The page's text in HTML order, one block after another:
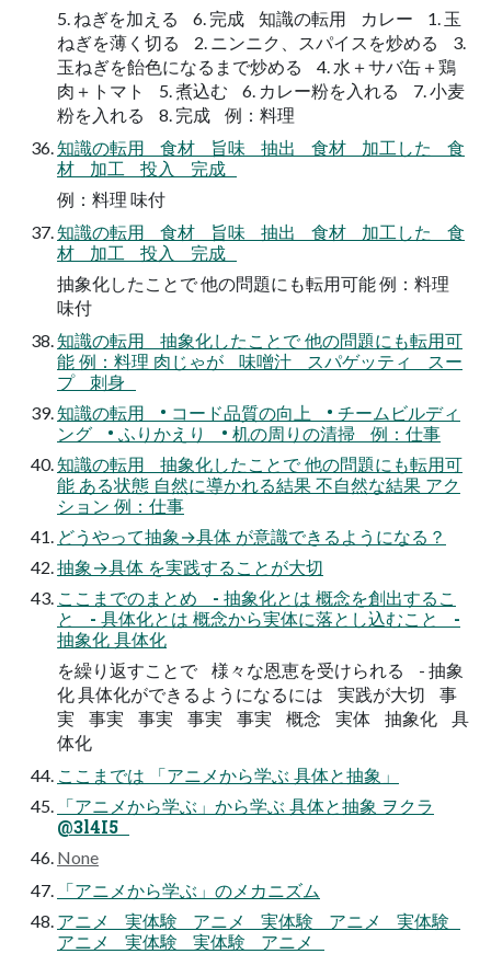
5. ねぎを加える 6. 完成 知識の転用 カレー 1. 玉
ねぎを薄く切る 2. ニンニク、スパイスを炒める 3.
玉ねぎを飴色になるまで炒める 4. 水＋サバ缶＋鶏
肉＋トマト 5. 煮込む 6. カレー粉を入れる 7. 小麦
粉を入れる 8. 完成 例：料理
知識の転用 食材 旨味 抽出 食材 加工した 食
材 加工 投入 完成
例：料理 味付
知識の転用 食材 旨味 抽出 食材 加工した 食
材 加工 投入 完成
抽象化したことで 他の問題にも転用可能 例：料理
味付
知識の転用 抽象化したことで 他の問題にも転用可
能 例：料理 肉じゃが 味噌汁 スパゲッティ スー
プ 刺身
知識の転用 • コード品質の向上 • チームビルディ
ング • ふりかえり • 机の周りの清掃 例：仕事
知識の転用 抽象化したことで 他の問題にも転用可
能 ある状態 自然に導かれる結果 不自然な結果 アク
ション 例：仕事
どうやって抽象→具体 が意識できるようになる？
抽象→具体 を実践することが大切
ここまでのまとめ - 抽象化とは 概念を創出するこ
と - 具体化とは 概念から実体に落とし込むこと -
抽象化 具体化
を繰り返すことで 様々な恩恵を受けられる - 抽象
化 具体化ができるようになるには 実践が大切 事
実 事実 事実 事実 事実 概念 実体 抽象化 具
体化
ここまでは 「アニメから学ぶ 具体と抽象」
「アニメから学ぶ」から学ぶ 具体と抽象 ヲクラ
@3l4I5
None
「アニメから学ぶ」のメカニズム
アニメ 実体験 アニメ 実体験 アニメ 実体験
アニメ 実体験 実体験 アニメ